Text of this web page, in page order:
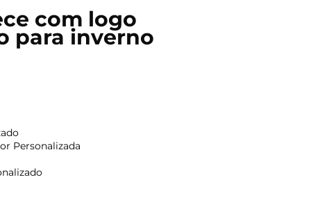
com logo
para inverno
Personalizada